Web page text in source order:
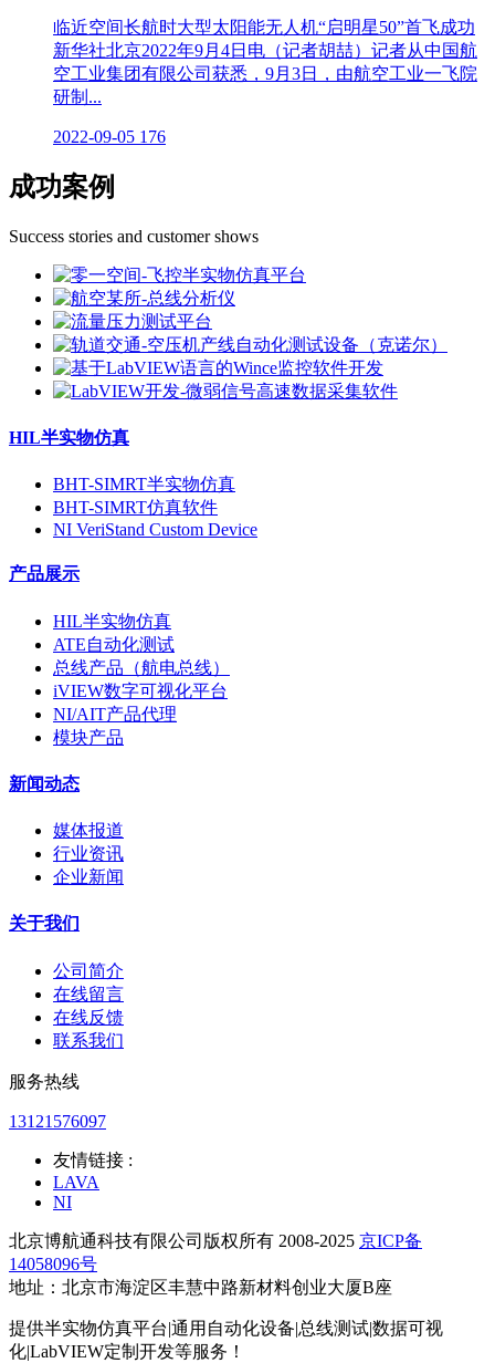
临近空间长航时大型太阳能无人机“启明星50”首飞成功
新华社北京2022年9月4日电（记者胡喆）记者从中国航
空工业集团有限公司获悉，9月3日，由航空工业一飞院
研制...
2022-09-05 176
成功案例
Success stories and customer shows
HIL半实物仿真
BHT-SIMRT半实物仿真
BHT-SIMRT仿真软件
NI VeriStand Custom Device
产品展示
HIL半实物仿真
ATE自动化测试
总线产品（航电总线）
iVIEW数字可视化平台
NI/AIT产品代理
模块产品
新闻动态
媒体报道
行业资讯
企业新闻
关于我们
公司简介
在线留言
在线反馈
联系我们
服务热线
13121576097
友情链接 :
LAVA
NI
北京博航通科技有限公司版权所有 2008-2025 京ICP备
14058096号
地址：北京市海淀区丰慧中路新材料创业大厦B座
提供半实物仿真平台|通用自动化设备|总线测试|数据可视
化|LabVIEW定制开发等服务！